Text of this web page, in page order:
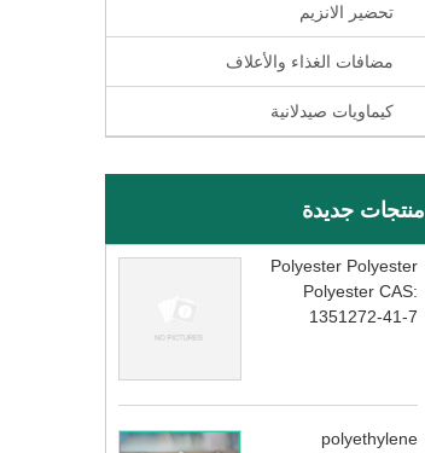
تحضير الانزيم
مضافات الغذاء والأعلاف
كيماويات صيدلانية
منتجات جديدة
Polyester Polyester
Polyester CAS:
1351272-41-7
polyethylene